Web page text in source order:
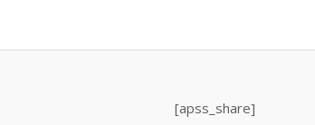
[apss_share]